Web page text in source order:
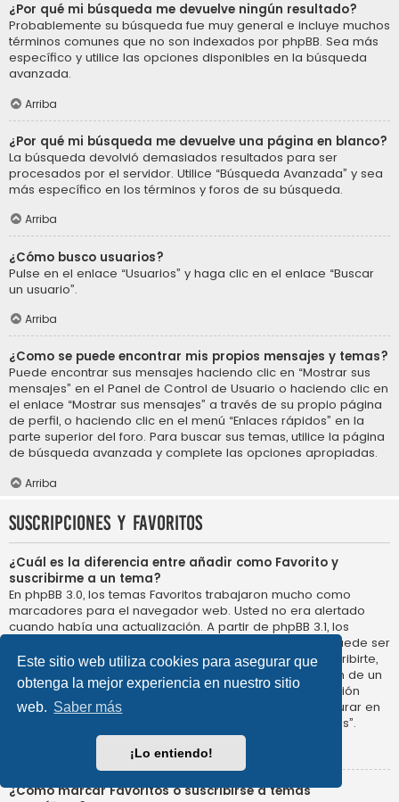
Este sitio web utiliza cookies para asegurar que
obtenga la mejor experiencia en nuestro sitio
web. Saber más
¡Lo entiendo!
¿Por qué mi búsqueda me devuelve ningún resultado?
Probablemente su búsqueda fue muy general e incluye muchos
términos comunes que no son indexados por phpBB. Sea más
específico y utilice las opciones disponibles en la búsqueda
avanzada.
Arriba
¿Por qué mi búsqueda me devuelve una página en blanco?
La búsqueda devolvió demasiados resultados para ser
procesados por el servidor. Utilice “Búsqueda Avanzada” y sea
más específico en los términos y foros de su búsqueda.
Arriba
¿Cómo busco usuarios?
Pulse en el enlace “Usuarios” y haga clic en el enlace “Buscar
un usuario”.
Arriba
¿Como se puede encontrar mis propios mensajes y temas?
Puede encontrar sus mensajes haciendo clic en “Mostrar sus
mensajes” en el Panel de Control de Usuario o haciendo clic en
el enlace “Mostrar sus mensajes” a través de su propio página
de perfil, o haciendo clic en el menú “Enlaces rápidos” en la
parte superior del foro. Para buscar sus temas, utilice la página
de búsqueda avanzada y complete las opciones apropiadas.
Arriba
Suscripciones y Favoritos
¿Cuál es la diferencia entre añadir como Favorito y
suscribirme a un tema?
En phpBB 3.0, los temas Favoritos trabajaron mucho como
marcadores para el navegador web. Usted no era alertado
cuando había una actualización. A partir de phpBB 3.1, los
Favoritos son más como suscribirse a un tema. Usted puede ser
notificado cuando un tema Favorito se actualiza. Al suscribirte,
sin embargo, se le avisará de que hay una actualización de un
tema, o foro en el propio foro. Las opciones de notificación
para los Favoritos y las suscripciones se pueden configurar en
el Panel de Control de Usuario, en “Preferencias de Foros”.
¿Cómo marcar Favoritos o suscribirse a temas